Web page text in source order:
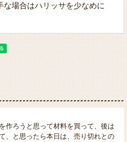
な場合はハリッサを少なめに
作ろうと思って材料を買って、後は
、と思ったら本日は、売り切れとの